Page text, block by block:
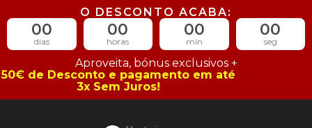
O DESCONTO ACABA:
00
dias
00
horas
00
min
00
seg
Aproveita, bónus exclusivos +
50€ de Desconto e pagamento em até
3x Sem Juros!